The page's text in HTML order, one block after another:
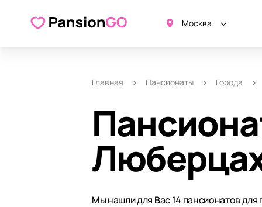
Москва
Главная Пансионаты Города
Мы нашли для Вас 14 пансионатов